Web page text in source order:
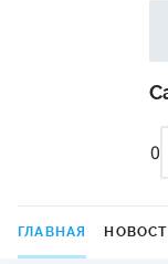
0
ГЛАВНАЯ